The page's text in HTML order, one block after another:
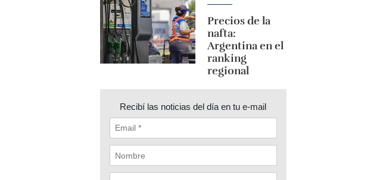
Precios de la
nafta:
Argentina en el
ranking
regional
Recibí las noticias del día en tu e-mail